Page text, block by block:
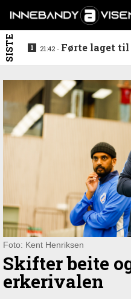
SISTE 21:42 - Førte laget til bronse -
Foto: Kent Henriksen
Skifter beite
erkerivalen